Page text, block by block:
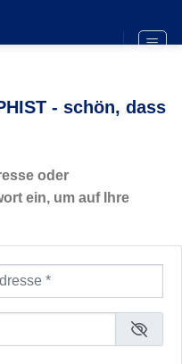
- schön, dass
oder
ein, um auf Ihre